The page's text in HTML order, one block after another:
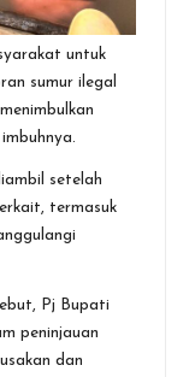
untuk
sumur ilegal
setelah
termasuk
Pj Bupati
peninjauan
dan